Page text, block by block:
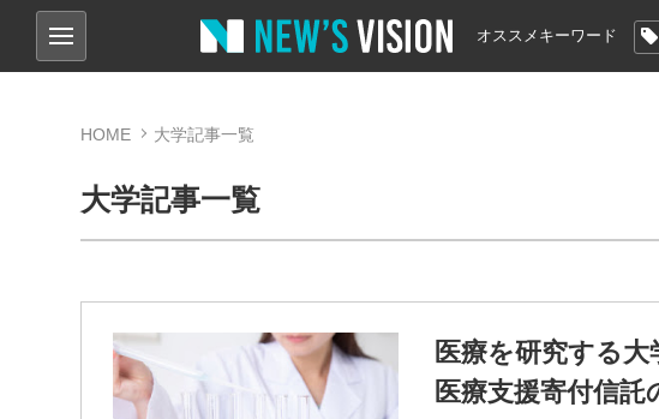
オススメキーワード
HOME 大学記事一覧
大学記事一覧
医療を研究する
医療支援寄付信